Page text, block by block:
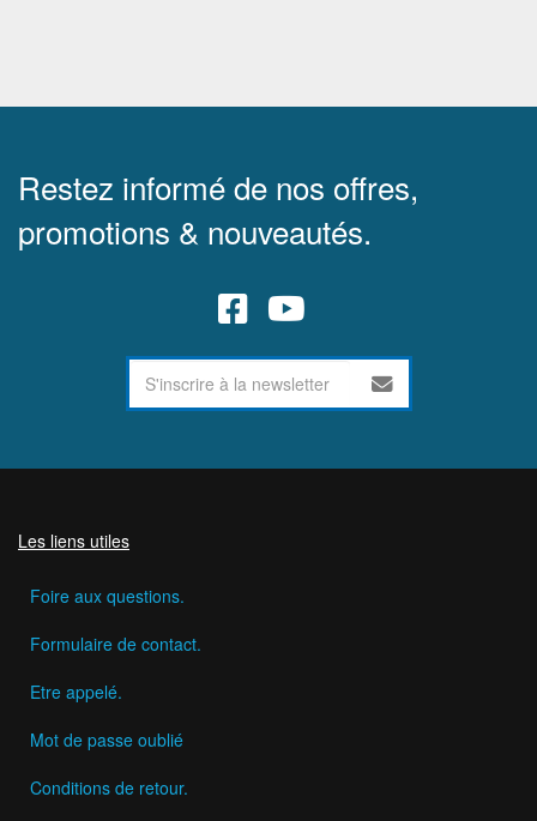
Restez informé de nos offres,
promotions & nouveautés.
Les liens utiles
Foire aux questions.
Formulaire de contact.
Etre appelé.
Mot de passe oublié
Conditions de retour.